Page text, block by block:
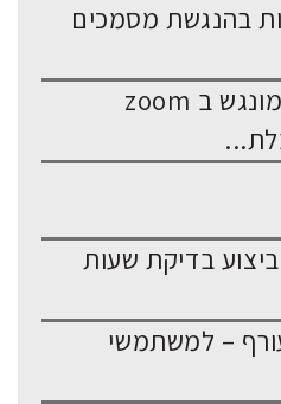
בהנגשת מסמכים
ניהול והובלת מפגש מונגש ב zoom
בדיקת שעות
– למשתמשי